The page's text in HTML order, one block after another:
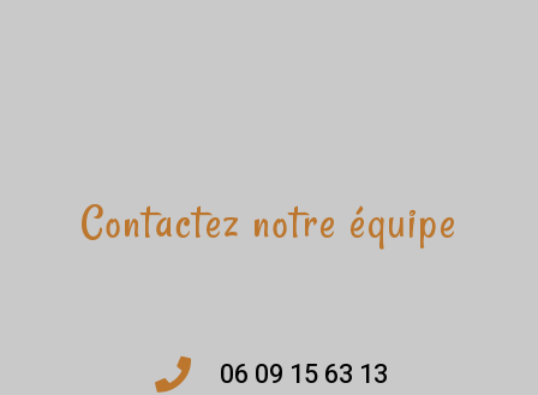
Contactez notre équipe
06 09 15 63 13